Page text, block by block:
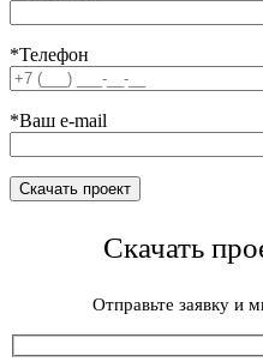
*Телефон
*Ваш e-mail
Скачать
Отправьте заявку и